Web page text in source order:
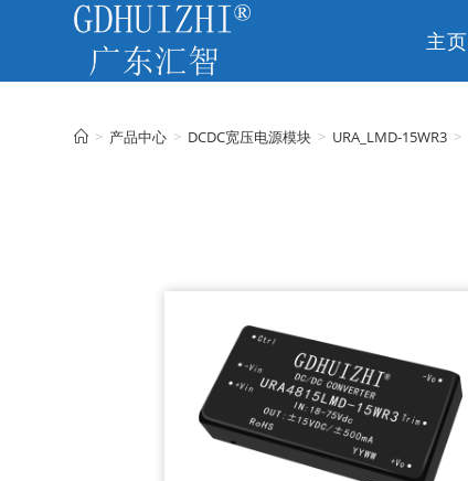
主页
> 产品中心 > DCDC宽压电源模块 > URA_LMD-15WR3 >